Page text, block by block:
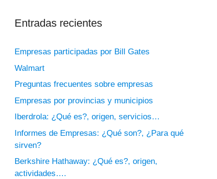
Entradas recientes
Empresas participadas por Bill Gates
Walmart
Preguntas frecuentes sobre empresas
Empresas por provincias y municipios
Iberdrola: ¿Qué es?, origen, servicios…
Informes de Empresas: ¿Qué son?, ¿Para qué
sirven?
Berkshire Hathaway: ¿Qué es?, origen,
actividades….